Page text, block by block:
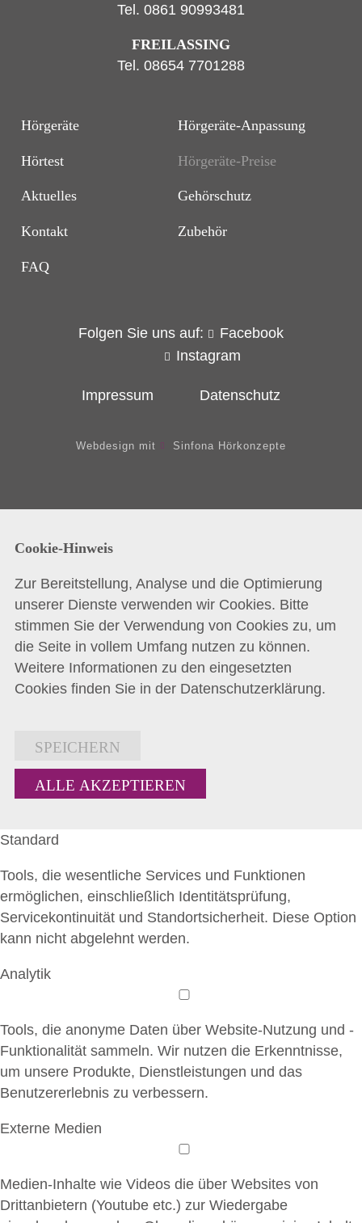
Tel. 0861 90993481
FREILASSING
Tel. 08654 7701288
Hörgeräte
Hörtest
Aktuelles
Kontakt
FAQ
Hörgeräte-Anpassung
Hörgeräte-Preise
Gehörschutz
Zubehör
Impressum Datenschutz
Folgen Sie uns auf:
Facebook
Instagram
Webdesign mit Sinfona Hörkonzepte
Cookie-Hinweis
Zur Bereitstellung, Analyse und die Optimierung
unserer Dienste verwenden wir Cookies. Bitte
stimmen Sie der Verwendung von Cookies zu, um
die Seite in vollem Umfang nutzen zu können.
Weitere Informationen zu den eingesetzten
Cookies finden Sie in der Datenschutzerklärung.
SPEICHERN
ALLE AKZEPTIEREN
Standard
Tools, die wesentliche Services und Funktionen
ermöglichen, einschließlich Identitätsprüfung,
Servicekontinuität und Standortsicherheit. Diese Option
kann nicht abgelehnt werden.
Analytik
Tools, die anonyme Daten über Website-Nutzung und -
Funktionalität sammeln. Wir nutzen die Erkenntnisse,
um unsere Produkte, Dienstleistungen und das
Benutzererlebnis zu verbessern.
Externe Medien
Medien-Inhalte wie Videos die über Websites von
Drittanbietern (Youtube etc.) zur Wiedergabe